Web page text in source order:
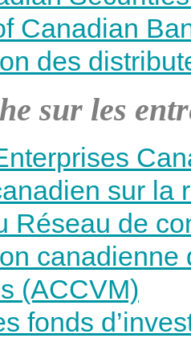
Canadian
des
sur les
sur la
Réseau de
canadienne
(ACCVM)
fonds